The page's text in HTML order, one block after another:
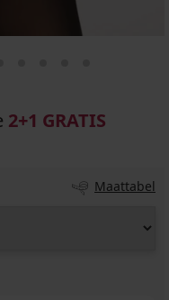
2+1 GRATIS
Maattabel